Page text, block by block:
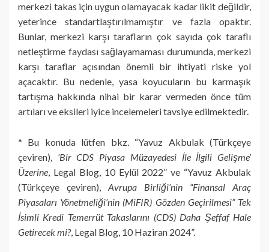
merkezi takas için uygun olamayacak kadar likit değildir,
yeterince standartlaştırılmamıştır ve fazla opaktır.
Bunlar, merkezi karşı tarafların çok sayıda çok taraflı
netleştirme faydası sağlayamaması durumunda, merkezi
karşı taraflar açısından önemli bir ihtiyati riske yol
açacaktır. Bu nedenle, yasa koyucuların bu karmaşık
tartışma hakkında nihai bir karar vermeden önce tüm
artıları ve eksileri iyice incelemeleri tavsiye edilmektedir.
* Bu konuda lütfen bkz. “Yavuz Akbulak (Türkçeye
çeviren), ‘Bir CDS Piyasa Müzayedesi İle İlgili Gelişme’
Üzerine, Legal Blog, 10 Eylül 2022” ve “Yavuz Akbulak
(Türkçeye çeviren), Avrupa Birliği’nin “Finansal Araç
Piyasaları Yönetmeliği’nin (MiFIR) Gözden Geçirilmesi” Tek
İsimli Kredi Temerrüt Takaslarını (CDS) Daha Şeffaf Hale
Getirecek mi?, Legal Blog, 10 Haziran 2024”.